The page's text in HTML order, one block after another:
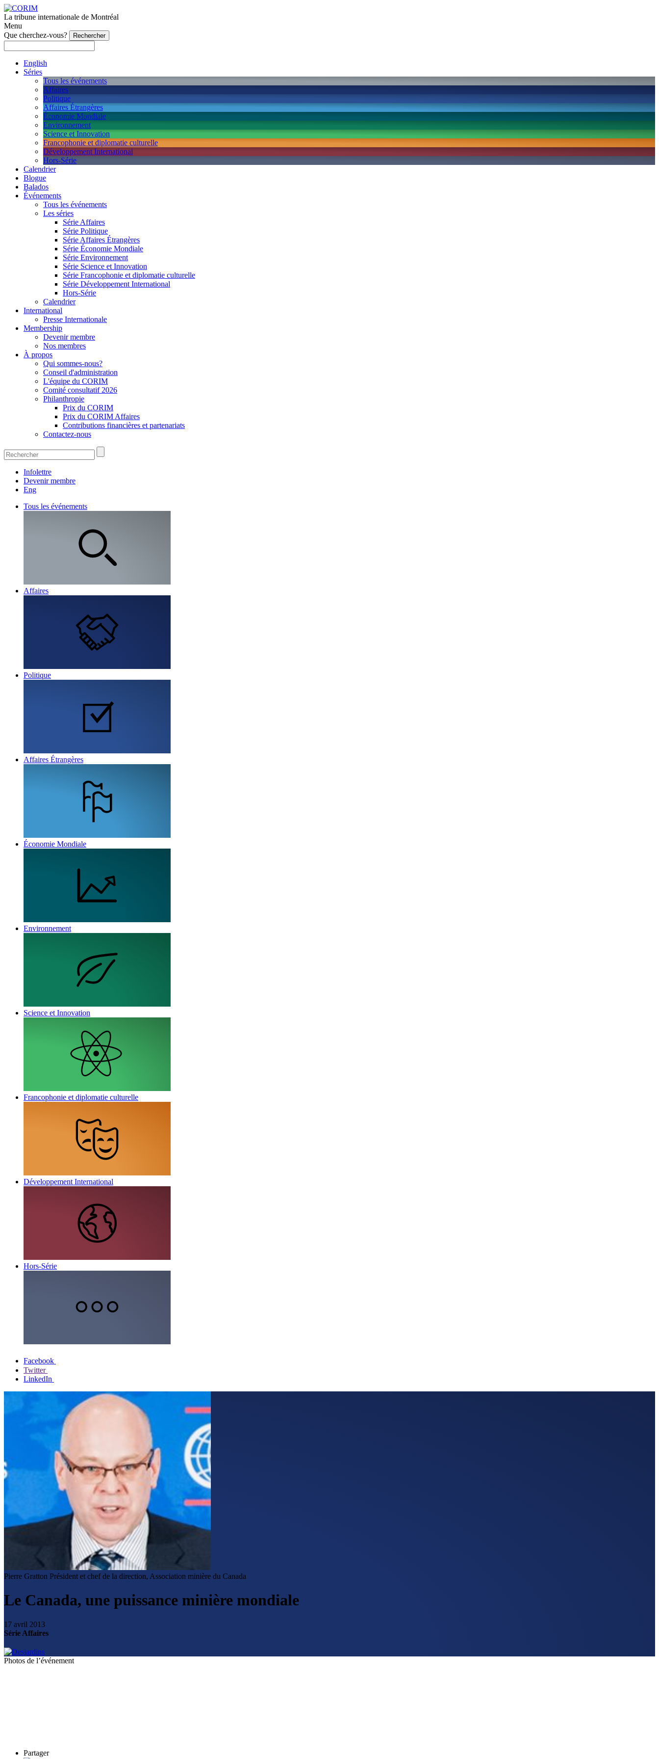
La tribune internationale de Montréal
Menu
Que cherchez-vous?
English
Séries
Tous les événements
Affaires
Politique
Affaires Étrangères
Économie Mondiale
Environnement
Science et Innovation
Francophonie et diplomatie culturelle
Développement International
Hors-Série
Calendrier
Blogue
Balados
Événements
Tous les événements
Les séries
Série Affaires
Série Politique
Série Affaires Étrangères
Série Économie Mondiale
Série Environnement
Série Science et Innovation
Série Francophonie et diplomatie culturelle
Série Développement International
Hors-Série
Calendrier
International
Presse Internationale
Membership
Devenir membre
Nos membres
À propos
Qui sommes-nous?
Conseil d'administration
L'équipe du CORIM
Comité consultatif 2026
Philanthropie
Prix du CORIM
Prix du CORIM Affaires
Contributions financières et partenariats
Contactez-nous
Infolettre
Devenir membre
Eng
Tous les événements
Affaires
Politique
Affaires Étrangères
Économie Mondiale
Environnement
Science et Innovation
Francophonie et diplomatie culturelle
Développement International
Hors-Série
Facebook
Twitter
LinkedIn
Pierre Gratton Président et chef de la direction, Association minière du Canada
Le Canada, une puissance minière mondiale
17 avril 2013
Série Affaires
Photos de l’événement
Partager